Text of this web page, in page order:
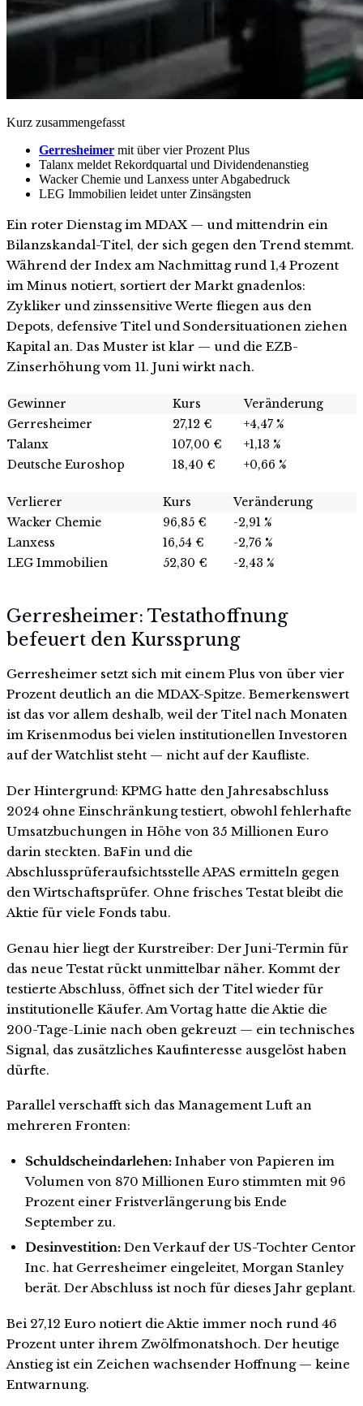
Kurz zusammengefasst
Gerresheimer mit über vier Prozent Plus
Talanx meldet Rekordquartal und Dividendenanstieg
Wacker Chemie und Lanxess unter Abgabedruck
LEG Immobilien leidet unter Zinsängsten
Ein roter Dienstag im MDAX — und mittendrin ein
Bilanzskandal-Titel, der sich gegen den Trend stemmt.
Während der Index am Nachmittag rund 1,4 Prozent
im Minus notiert, sortiert der Markt gnadenlos:
Zykliker und zinssensitive Werte fliegen aus den
Depots, defensive Titel und Sondersituationen ziehen
Kapital an. Das Muster ist klar — und die EZB-
Zinserhöhung vom 11. Juni wirkt nach.
Gewinner Kurs
Veränderung
Gerresheimer
27,12 €
+4,47 %
Talanx
107,00 €
+1,13 %
Deutsche Euroshop
18,40 € +0,66 %
Verlierer Kurs
Veränderung
Wacker Chemie
96,85 €
-2,91 %
Lanxess
16,54 €
-2,76 %
LEG Immobilien
52,30 € -2,43 %
Gerresheimer: Testathoffnung
befeuert den Kurssprung
Gerresheimer setzt sich mit einem Plus von über vier
Prozent deutlich an die MDAX-Spitze. Bemerkenswert
ist das vor allem deshalb, weil der Titel nach Monaten
im Krisenmodus bei vielen institutionellen Investoren
auf der Watchlist steht — nicht auf der Kaufliste.
Der Hintergrund: KPMG hatte den Jahresabschluss
2024 ohne Einschränkung testiert, obwohl fehlerhafte
Umsatzbuchungen in Höhe von 35 Millionen Euro
darin steckten. BaFin und die
Abschlussprüferaufsichtsstelle APAS ermitteln gegen
den Wirtschaftsprüfer. Ohne frisches Testat bleibt die
Aktie für viele Fonds tabu.
Genau hier liegt der Kurstreiber: Der Juni-Termin für
das neue Testat rückt unmittelbar näher. Kommt der
testierte Abschluss, öffnet sich der Titel wieder für
institutionelle Käufer. Am Vortag hatte die Aktie die
200-Tage-Linie nach oben gekreuzt — ein technisches
Signal, das zusätzliches Kaufinteresse ausgelöst haben
dürfte.
Parallel verschafft sich das Management Luft an
mehreren Fronten:
Schuldscheindarlehen:Inhaber von Papieren im
Volumen von 870 Millionen Euro stimmten mit 96
Prozent einer Fristverlängerung bis Ende
September zu.
Desinvestition:Den Verkauf der US-Tochter Centor
Inc. hat Gerresheimer eingeleitet, Morgan Stanley
berät. Der Abschluss ist noch für dieses Jahr geplant.
Bei 27,12 Euro notiert die Aktie immer noch rund 46
Prozent unter ihrem Zwölfmonatshoch. Der heutige
Anstieg ist ein Zeichen wachsender Hoffnung — keine
Entwarnung.